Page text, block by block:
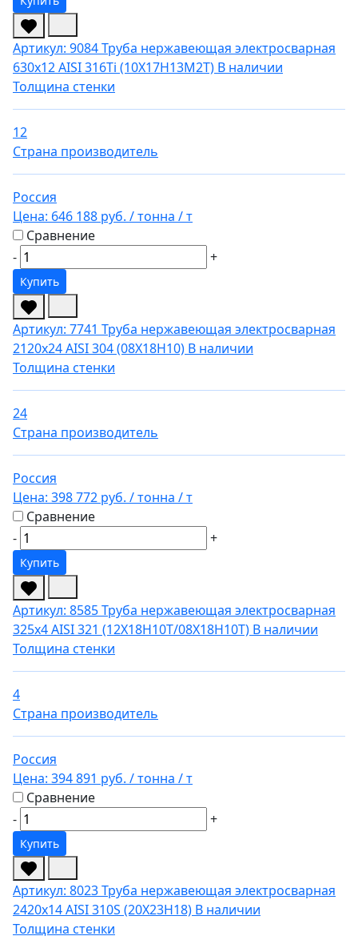
Артикул: 9084Труба нержавеющая электросварная
630х12 AISI 316Ti (10Х17Н13М2Т) В наличии
Толщина стенки
12
Страна производитель
Россия
Цена: 646 188 руб. / тонна / т
Сравнение
-
+
Купить
Артикул: 7741 Труба нержавеющая электросварная
2120х24 AISI 304 (08Х18Н10) В наличии
Толщина стенки
24
Страна производитель
Россия
Цена: 398 772 руб. / тонна / т
Сравнение
-
+
Купить
Артикул: 8585Труба нержавеющая электросварная
325х4 AISI 321 (12Х18Н10Т/08Х18Н10Т) В наличии
Толщина стенки
4
Страна производитель
Россия
Цена: 394 891 руб. / тонна / т
Сравнение
-
+
Купить
Артикул: 8023Труба нержавеющая электросварная
2420х14 AISI 310S (20Х23Н18) В наличии
Толщина стенки